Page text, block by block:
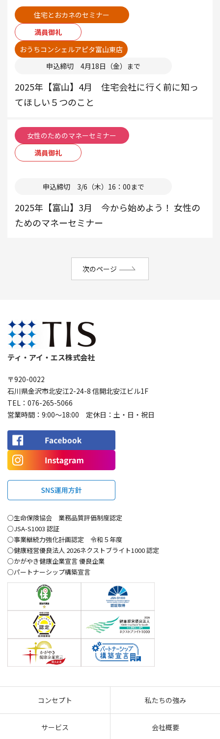
住宅とおカネのセミナー
満員御礼
おうちコンシェルアピタ富山東店
申込締切 4月18日（金）まで
2025年【富山】4月 住宅会社に行く前に知っ
てほしい５つのこと
女性のためのマネーセミナー
満員御礼
申込締切 3/6（木）16：00まで
2025年【富山】3月 今から始めよう！ 女性の
ためのマネーセミナー
次のページ
ティ・アイ・エス株式会社
〒920-0022
石川県金沢市北安江2-24-8 信開北安江ビル1F
TEL： 076-265-5066
営業時間：9:00〜18:00 定休日：土・日・祝日
○生命保険協会 業務品質評価制度認定
○JSA-S1003 認証
○事業継続力強化計画認定 令和５年度
○健康経営優良法人 2026ネクストブライト1000 認定
○かがやき健康企業宣言 優良企業
○パートナーシップ構築宣言
コンセプト 私たちの強み
サービス 会社概要